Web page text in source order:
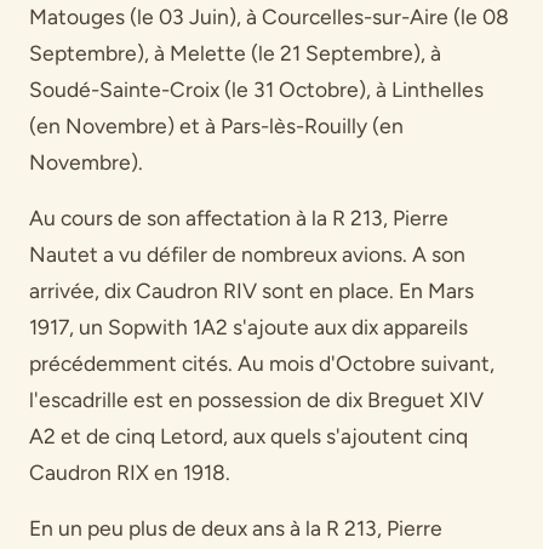
Matouges (le 03 Juin), à Courcelles-sur-Aire (le 08
Septembre), à Melette (le 21 Septembre), à
Soudé-Sainte-Croix (le 31 Octobre), à Linthelles
(en Novembre) et à Pars-lès-Rouilly (en
Novembre).
Au cours de son affectation à la R 213, Pierre
Nautet a vu défiler de nombreux avions. A son
arrivée, dix Caudron RIV sont en place. En Mars
1917, un Sopwith 1A2 s'ajoute aux dix appareils
précédemment cités. Au mois d'Octobre suivant,
l'escadrille est en possession de dix Breguet XIV
A2 et de cinq Letord, aux quels s'ajoutent cinq
Caudron RIX en 1918.
En un peu plus de deux ans à la R 213, Pierre